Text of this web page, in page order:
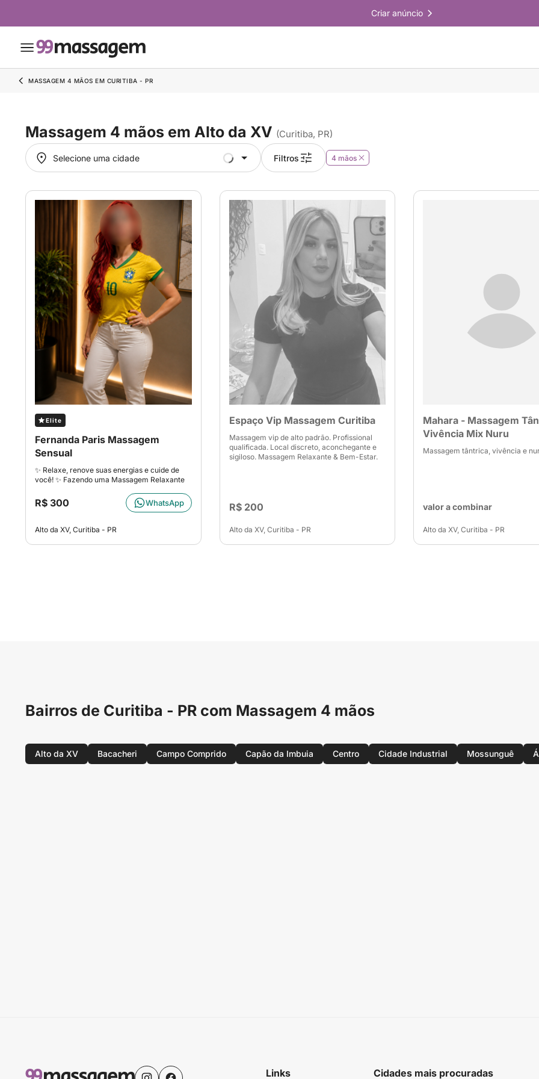
Criar anúncio
MASSAGEM 4 MÃOS EM CURITIBA - PR
Massagem 4 mãos em Alto da XV (Curitiba, PR)
Selecione uma cidade
Selecione uma cidade Filtros 4 mãos
Elite
Fernanda Paris Massagem
Sensual
✨ Relaxe, renove suas energias e cuide de
você! ✨ Fazendo uma Massagem Relaxante
R$ 300 WhatsApp
Alto da XV, Curitiba - PR
Espaço Vip Massagem Curitiba
Massagem vip de alto padrão. Profissional
qualificada. Local discreto, aconchegante e
sigiloso. Massagem Relaxante & Bem-Estar.
R$ 200
Alto da XV, Curitiba - PR
Mahara - Massagem
Vivência Mix Nuru
Massagem tântrica, vivência e
valor a combinar
Alto da XV, Curitiba - PR
Bairros de Curitiba - PR com Massagem 4 mãos
Alto da XV Bacacheri Campo Comprido Capão da Imbuia Centro Cidade Industrial Mossunguê
Links Cidades mais procuradas